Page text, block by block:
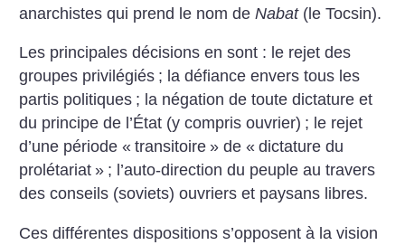
anarchistes qui prend le nom deNabat(le Tocsin).
Les principales décisions en sont : le rejet des
groupes privilégiés ; la défiance envers tous les
partis politiques ; la négation de toute dictature et
du principe de l’État (y compris ouvrier) ; le rejet
d’une période « transitoire » de « dictature du
prolétariat » ; l’auto-direction du peuple au travers
des conseils (soviets) ouvriers et paysans libres.
Ces différentes dispositions s’opposent à la vision